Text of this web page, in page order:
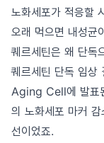
노화세포가 적응할
오래 먹으면 내성균
퀘르세틴은 왜 단독
퀘르세틴 단독 임상
Aging Cell에 발표
의 노화세포 마커
선이었죠.